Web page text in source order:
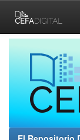
navigation